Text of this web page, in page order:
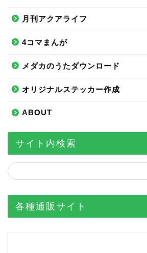
月刊アクアライフ
4コマまんが
メダカのうたダウンロード
オリジナルステッカー作成
ABOUT
サイト内検索
各種通販サイト